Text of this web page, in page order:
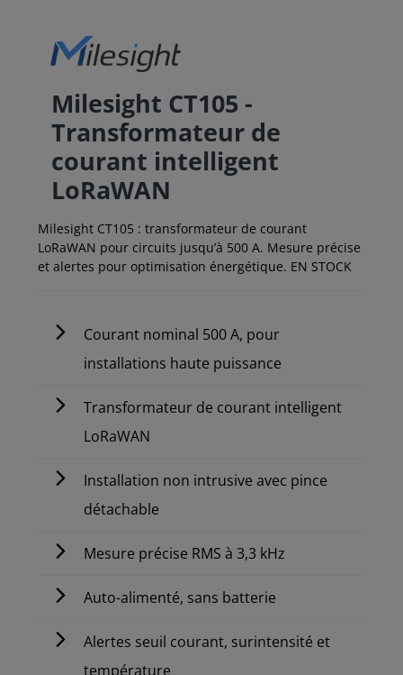
Milesight CT105 -
Transformateur de
courant intelligent
LoRaWAN
Milesight CT105 : transformateur de courant
LoRaWAN pour circuits jusqu’à 500 A. Mesure précise
et alertes pour optimisation énergétique. EN STOCK
Courant nominal 500 A, pour
installations haute puissance
Transformateur de courant intelligent
LoRaWAN
Installation non intrusive avec pince
détachable
Mesure précise RMS à 3,3 kHz
Auto-alimenté, sans batterie
Alertes seuil courant, surintensité et
température